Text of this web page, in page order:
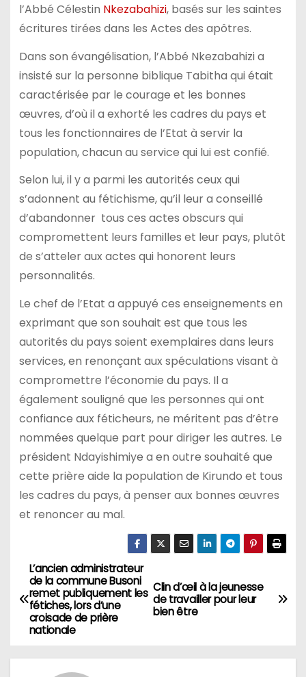
l’Abbé Célestin Nkezabahizi, basés sur les saintes
écritures tirées dans les Actes des apôtres.
Dans son évangélisation, l’Abbé Nkezabahizi a
insisté sur la personne biblique Tabitha qui était
caractérisée par le courage et les bonnes
œuvres, d’où il a exhorté les cadres du pays et
tous les fonctionnaires de l’Etat à servir la
population, chacun au service qui lui est confié.
Selon lui, il y a parmi les autorités ceux qui
s’adonnent au fétichisme, qu’il leur a conseillé
d’abandonner tous ces actes obscurs qui
compromettent leurs familles et leur pays, plutôt
de s’atteler aux actes qui honorent leurs
personnalités.
Le chef de l’Etat a appuyé ces enseignements en
exprimant que son souhait est que tous les
autorités du pays soient exemplaires dans leurs
services, en renonçant aux spéculations visant à
compromettre l’économie du pays. Il a
également souligné que les personnes qui ont
confiance aux féticheurs, ne méritent pas d’être
nommées quelque part pour diriger les autres. Le
président Ndayishimiye a en outre souhaité que
cette prière aide la population de Kirundo et tous
les cadres du pays, à penser aux bonnes œuvres
et renoncer au mal.
Navigation
de
l’article
Clin d’œil à la jeunesse
de travailler pour leur
bien être
L’ancien administrateur
de la commune Busoni
remet publiquement les
fétiches, lors d’une
croisade de prière
nationale